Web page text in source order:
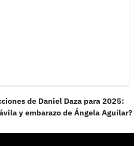
de Daniel Daza para 2025:
y embarazo de Ángela Aguilar?